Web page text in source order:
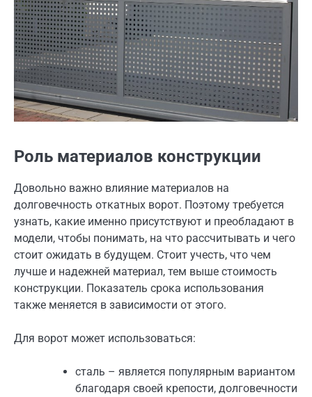
Роль материалов конструкции
Довольно важно влияние материалов на
долговечность откатных ворот. Поэтому требуется
узнать, какие именно присутствуют и преобладают в
модели, чтобы понимать, на что рассчитывать и чего
стоит ожидать в будущем. Стоит учесть, что чем
лучше и надежней материал, тем выше стоимость
конструкции. Показатель срока использования
также меняется в зависимости от этого.
Для ворот может использоваться:
сталь – является популярным вариантом
благодаря своей крепости, долговечности